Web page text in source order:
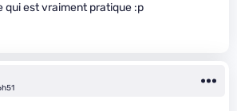
qui est vraiment pratique :p